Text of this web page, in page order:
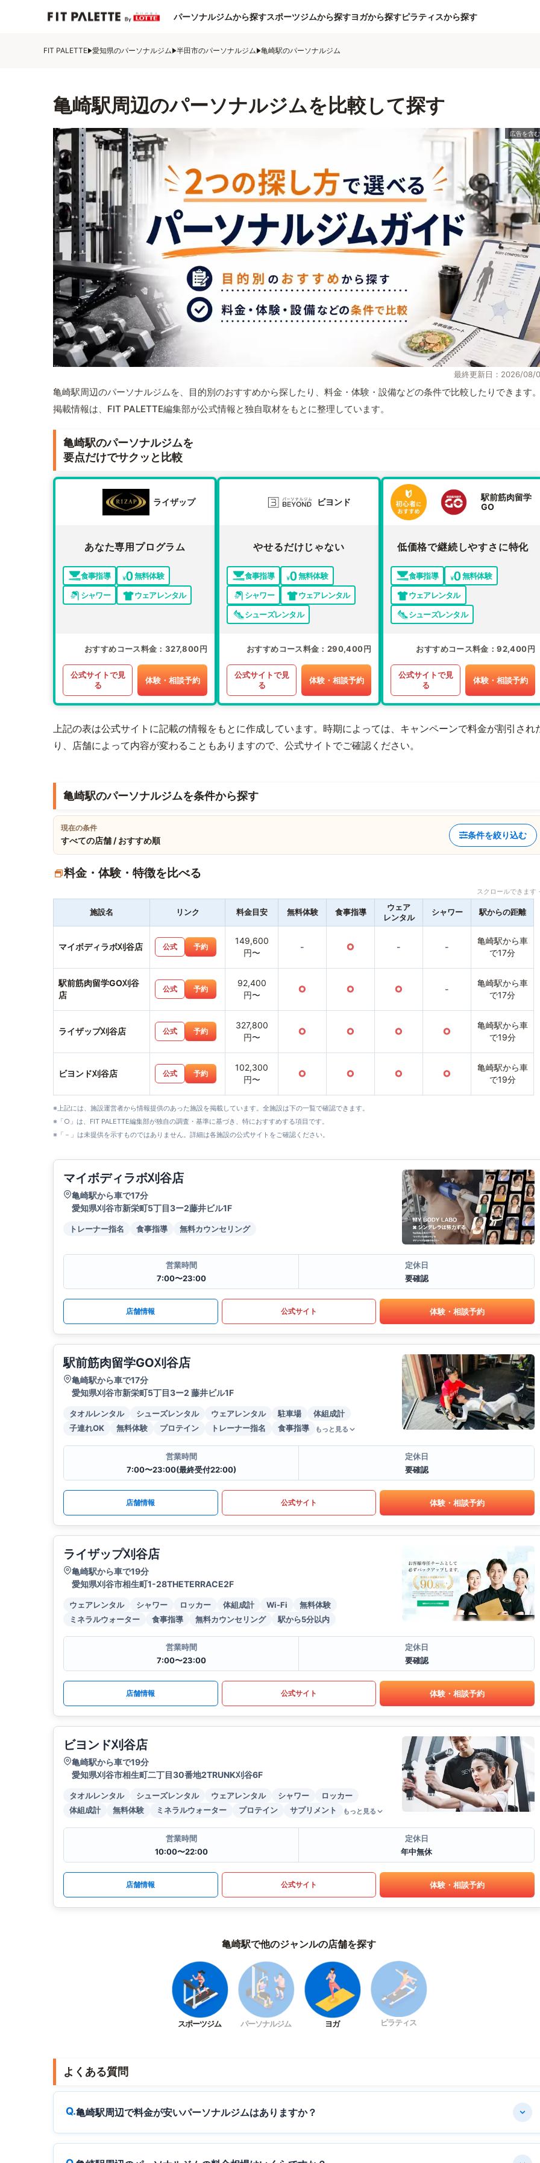
パーソナルジムから探すスポーツジムから探すヨガから探すピラティスから探す
FIT PALETTE 愛知県のパーソナルジム 半田市のパーソナルジム 亀崎駅のパーソナルジム
亀崎駅周辺のパーソナルジムを比較して探す
最終更新日：2026/08/
亀崎駅周辺のパーソナルジムを、目的別のおすすめから探したり、料金・体験・設備などの条件で比較したりできます
掲載情報は、FIT PALETTE編集部が公式情報と独自取材をもとに整理しています。
亀崎駅のパーソナルジムを
要点だけでサクッと比較
ライザップ
あなた専用プログラム
食事指導
無料体験
シャワー
ウェアレンタル
おすすめコース料金 327,800円
公式サイトで見
る
体験・相談予約
ビヨンド
やせるだけじゃない
食事指導
無料体験
シャワー
ウェアレンタル
シューズレンタル
おすすめコース料金 290,400円
公式サイトで見
る
体験・相談予約
駅前筋肉留学
GO
低価格で継続しやすさに特化
食事指導
無料体験
ウェアレンタル
シューズレンタル
おすすめコース料金 92,400円
公式サイトで見
る
体験・相談予約
上記の表は公式サイトに記載の情報をもとに作成しています。時期によっては、キャンペーンで料金が割引され
り、店舗によって内容が変わることもありますので、公式サイトでご確認ください。
亀崎駅のパーソナルジムを条件から探す
現在の条件
すべての店舗 / おすすめ順
条件を絞り込む
料金・体験・特徴を比べる
スクロールできま
施設名 リンク 料金目安 無料体験 食事指導
ウェア
レンタル
シャワー 駅からの距離
マイボディラボ刈谷店 公式 予約
149,600
円〜
- ○ - -
亀崎駅から車
で17分
駅前筋肉留学GO刈谷
店
公式 予約
92,400
円〜
○ ○ ○ -
亀崎駅から車
で17分
ライザップ刈谷店 公式 予約
327,800
円〜
○ ○ ○ ○
亀崎駅から車
で19分
ビヨンド刈谷店 公式 予約
102,300
円〜
○ ○ ○ ○
亀崎駅から車
で19分
※上記には、施設運営者から情報提供のあった施設を掲載しています。全施設は下の一覧で確認できます。
※「○」は、FIT PALETTE編集部が独自の調査・基準に基づき、特におすすめする項目です。
※「－」は未提供を示すものではありません。詳細は各施設の公式サイトをご確認ください。
マイボディラボ刈谷店
亀崎駅から車で17分
愛知県刈谷市新栄町5丁目3ー2藤井ビル1F
トレーナー指名 食事指導 無料カウンセリング
営業時間
7:00〜23:00
定休日
要確認
店舗情報 公式サイト 体験・相談予約
駅前筋肉留学GO刈谷店
亀崎駅から車で17分
愛知県刈谷市新栄町5丁目3ー2 藤井ビル1F
タオルレンタル シューズレンタル ウェアレンタル 駐車場
体組成計
子連れOK
無料体験 プロテイン トレーナー指名 食事指導 もっと見る
営業時間
7:00〜23:00(最終受付22:00)
定休日
要確認
店舗情報 公式サイト 体験・相談予約
ライザップ刈谷店
亀崎駅から車で19分
愛知県刈谷市相生町1-28THETERRACE2F
ウェアレンタル シャワー ロッカー 体組成計 Wi-Fi
無料体験
ミネラルウォーター
食事指導 無料カウンセリング 駅から5分以内
営業時間
7:00〜23:00
定休日
要確認
店舗情報 公式サイト 体験・相談予約
ビヨンド刈谷店
亀崎駅から車で19分
愛知県刈谷市相生町二丁目30番地2TRUNK刈谷6F
タオルレンタル シューズレンタル ウェアレンタル シャワー
ロッカー
体組成計
無料体験 ミネラルウォーター プロテイン サプリメント もっと見る
営業時間
10:00〜22:00
定休日
年中無休
店舗情報 公式サイト 体験・相談予約
亀崎駅で他のジャンルの店舗を探す
スポーツジム パーソナルジム ヨガ ピラティス
よくある質問
亀崎駅周辺で料金が安いパーソナルジムはありますか？